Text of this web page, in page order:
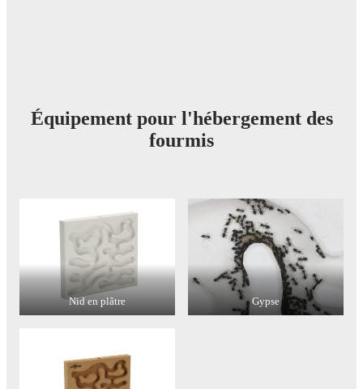
Équipement pour l'hébergement des
fourmis
Nid en plâtre Gypse